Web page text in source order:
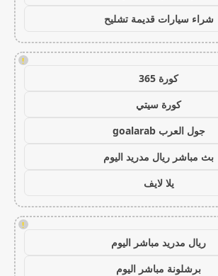
شراء سيارات قديمة تشليح
!
كورة 365
كورة سيتي
جول العرب goalarab
بث مباشر ريال مدريد اليوم
يلا لايف
!
ريال مدريد مباشر اليوم
برشلونة مباشر اليوم